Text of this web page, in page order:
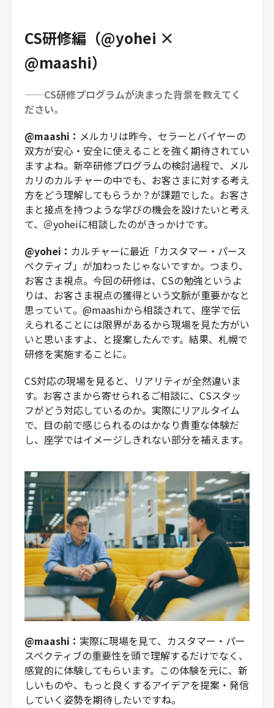
CS研修編（@yohei ×
@maashi）
——CS研修プログラムが決まった背景を教えてく
ださい。
@maashi： メルカリは昨今、セラーとバイヤーの
双方が安心・安全に使えることを強く期待されてい
ますよね。新卒研修プログラムの検討過程で、メル
カリのカルチャーの中でも、お客さまに対する考え
方をどう理解してもらうか？が課題でした。お客さ
まと接点を持つような学びの機会を設けたいと考え
て、＠yoheiに相談したのがきっかけです。
@yohei： カルチャーに最近「カスタマー・パース
ペクティブ」が加わったじゃないですか。つまり、
お客さま視点。今回の研修は、CSの勉強というよ
りは、お客さま視点の獲得という文脈が重要かなと
思っていて。@maashiから相談されて、座学で伝
えられることには限界があるから現場を見た方がい
いと思いますよ、と提案したんです。結果、札幌で
研修を実施することに。
CS対応の現場を見ると、リアリティが全然違いま
す。お客さまから寄せられるご相談に、CSスタッ
フがどう対応しているのか。実際にリアルタイム
で、目の前で感じられるのはかなり貴重な体験だ
し、座学ではイメージしきれない部分を補えます。
@maashi： 実際に現場を見て、カスタマー・パー
スペクティブの重要性を頭で理解するだけでなく、
感覚的に体験してもらいます。この体験を元に、新
しいものや、もっと良くするアイデアを提案・発信
していく姿勢を期待したいですね。